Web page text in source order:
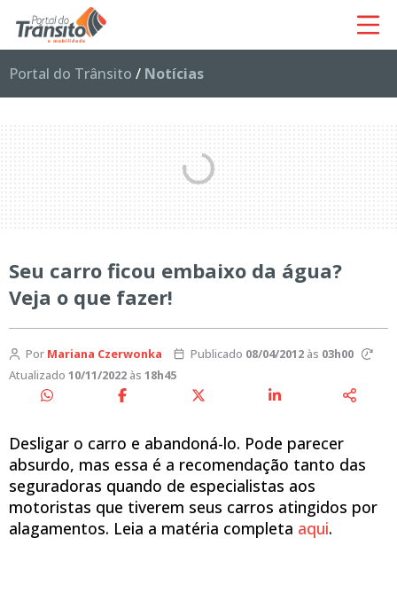
Portal do Trânsito / Notícias
Seu carro ficou embaixo da água?
Veja o que fazer!
Por Mariana Czerwonka Publicado 08/04/2012às 03h00
Atualizado 10/11/2022 às 18h45
Desligar o carro e abandoná-lo. Pode parecer
absurdo, mas essa é a recomendação tanto das
seguradoras quando de especialistas aos
motoristas que tiverem seus carros atingidos por
alagamentos. Leia a matéria completa aqui.